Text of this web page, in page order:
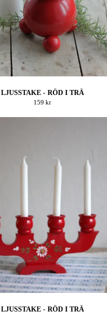
LJUSSTAKE - RÖD I TRÄ
159 kr
LJUSSTAKE - RÖD I TRÄ